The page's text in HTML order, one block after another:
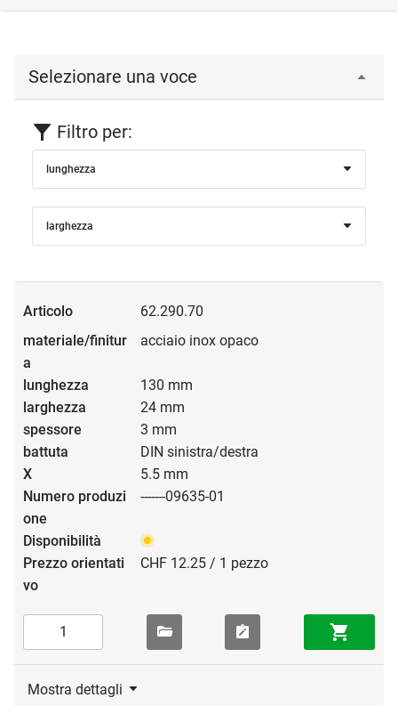
Selezionare una voce
Filtro per:
lunghezza
larghezza
62.290.70
acciaio inox opaco
130 mm
24 mm
3 mm
DIN sinistra/destra
5.5 mm
-------09635-01
CHF 12.25 / 1 pezzo
Mostra dettagli